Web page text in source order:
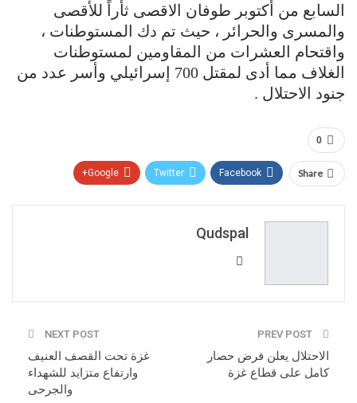
السابع من أكتوبر طوفان الاقصى ثأراً للأقصى
والمسرى والحرائر ، حيث تم دك المستوطنات ،
واقتحام العشرات من المقاومين لمستوطنات
الغلاف مما أدى لمقتل 700 إسرائيلي وأسر عدد من
جنود الاحتلال .
0
Share
Facebook
Twitter
Google+
Qudspal
الاحتلال يعلن فرض حصار
كامل على قطاع غزة
NEXT POST
غزة تحت القصف العنيف
وارتفاع متزايد للشهداء
والجرحى